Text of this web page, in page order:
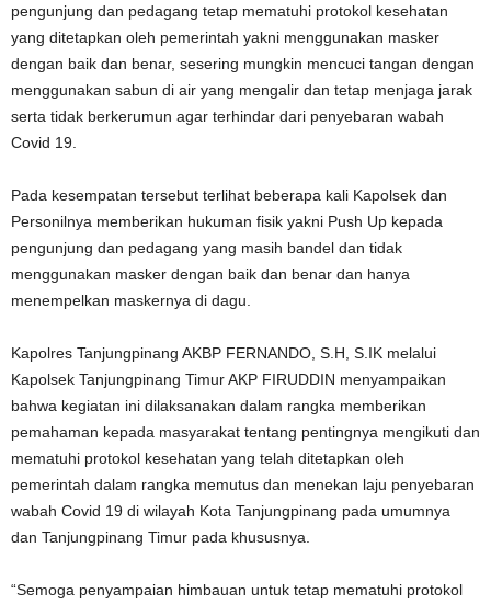
pengunjung dan pedagang tetap mematuhi protokol kesehatan
yang ditetapkan oleh pemerintah yakni menggunakan masker
dengan baik dan benar, sesering mungkin mencuci tangan dengan
menggunakan sabun di air yang mengalir dan tetap menjaga jarak
serta tidak berkerumun agar terhindar dari penyebaran wabah
Covid 19.
Pada kesempatan tersebut terlihat beberapa kali Kapolsek dan
Personilnya memberikan hukuman fisik yakni Push Up kepada
pengunjung dan pedagang yang masih bandel dan tidak
menggunakan masker dengan baik dan benar dan hanya
menempelkan maskernya di dagu.
Kapolres Tanjungpinang AKBP FERNANDO, S.H, S.IK melalui
Kapolsek Tanjungpinang Timur AKP FIRUDDIN menyampaikan
bahwa kegiatan ini dilaksanakan dalam rangka memberikan
pemahaman kepada masyarakat tentang pentingnya mengikuti dan
mematuhi protokol kesehatan yang telah ditetapkan oleh
pemerintah dalam rangka memutus dan menekan laju penyebaran
wabah Covid 19 di wilayah Kota Tanjungpinang pada umumnya
dan Tanjungpinang Timur pada khususnya.
“Semoga penyampaian himbauan untuk tetap mematuhi protokol